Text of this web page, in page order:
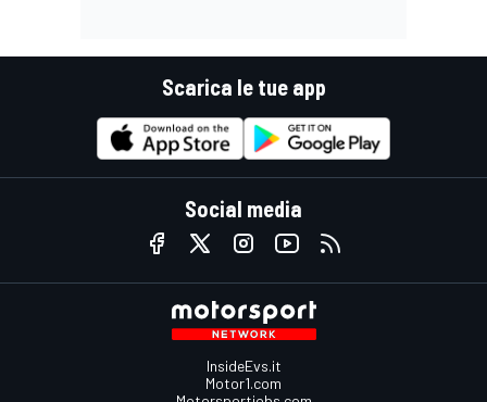
Scarica le tue app
Social media
InsideEvs.it
Motor1.com